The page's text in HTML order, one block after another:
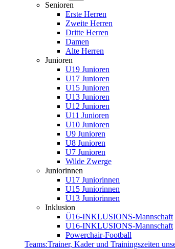
Senioren
Erste Herren
Zweite Herren
Dritte Herren
Damen
Alte Herren
Junioren
U19 Junioren
U17 Junioren
U15 Junioren
U13 Junioren
U12 Junioren
U11 Junioren
U10 Junioren
U9 Junioren
U8 Junioren
U7 Junioren
Wilde Zwerge
Juniorinnen
U17 Juniorinnen
U15 Juniorinnen
U13 Juniorinnen
Inklusion
Ü16-INKLUSIONS-Mannschaft
U16-INKLUSIONS-Mannschaft
Powerchair-Football
Teams:Trainer, Kader und Trainingszeiten